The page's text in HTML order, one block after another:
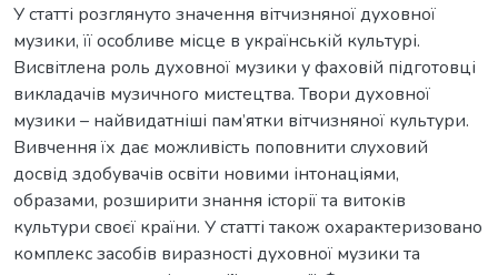
У статті розглянуто значення вітчизняної духовної
музики, її особливе місце в українській культурі.
Висвітлена роль духовної музики у фаховій підготовці
викладачів музичного мистецтва. Твори духовної
музики – найвидатніші пам’ятки вітчизняної культури.
Вивчення їх дає можливість поповнити слуховий
досвід здобувачів освіти новими інтонаціями,
образами, розширити знання історії та витоків
культури своєї країни. У статті також охарактеризовано
комплекс засобів виразності духовної музики та